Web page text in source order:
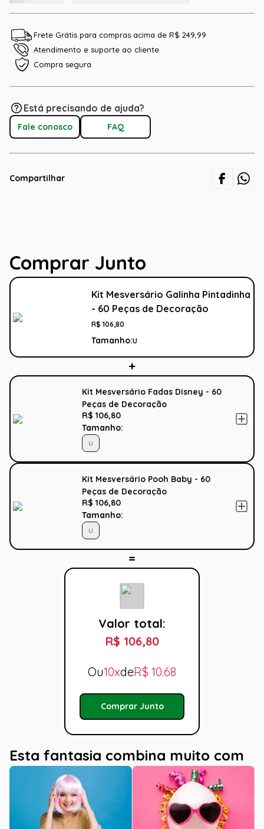
Frete Grátis para compras acima de R$ 249,99
Atendimento e suporte ao cliente
Compra segura
Está precisando de ajuda?
Fale conosco FAQ
Compartilhar
Comprar Junto
Kit Mesversário Galinha Pintadinha
- 60 Peças de Decoração
R$ 106,80
Tamanho:U
Kit Mesversário Fadas Disney - 60
Peças de Decoração
R$ 106,80
Tamanho:
U
Kit Mesversário Pooh Baby - 60
Peças de Decoração
R$ 106,80
Tamanho:
U
Valor total:
R$ 106,80
Ou10xdeR$ 10.68
Comprar Junto
Esta fantasia combina muito com